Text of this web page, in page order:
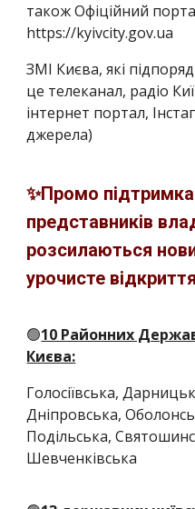
також Офіційний
https://kyivcity.gov.ua
ЗМІ Києва, які
це телеканал, радіо
інтернет портал,
джерела)
✨Промо
представників
розсилаються
урочисте
🟢10 Районних
Києва:
Голосіївська,
Дніпровська,
Подільська,
Шевченківська